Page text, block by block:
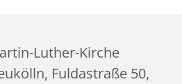
Luther-Kirche
Fuldastraße 50,